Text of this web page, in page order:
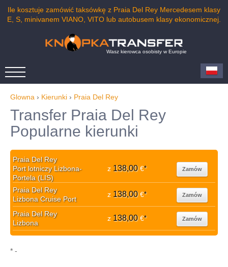
Ile kosztuje zamówić taksówkę z Praia Del Rey Mercedesem klasy
E, S, minivanem VIANO, VITO lub autobusem klasy ekonomicznej.
Wasz kierowca osobisty w Europie
Glowna › Kierunki › Praia Del Rey
Transfer Praia Del Rey
Popularne kierunki
Praia Del Rey
Port lotniczy Lizbona-
Portela (LIS)
z 138,00€* Zamów
Praia Del Rey
Lizbona Cruise Port
z 138,00€* Zamów
Praia Del Rey
Lizbona
z 138,00€* Zamów
* -